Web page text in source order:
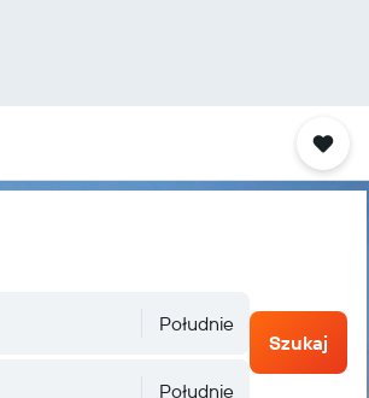
Południe
Południe
Szukaj